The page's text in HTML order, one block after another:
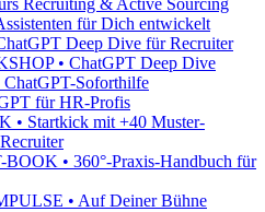
Recruiting & Active Sourcing
für Dich entwickelt
Deep Dive für Recruiter
• ChatGPT Deep Dive
Soforthilfe
für HR-Profis
• Startkick mit +40 Muster-
• 360°-Praxis-Handbuch für
• Auf Deiner Bühne